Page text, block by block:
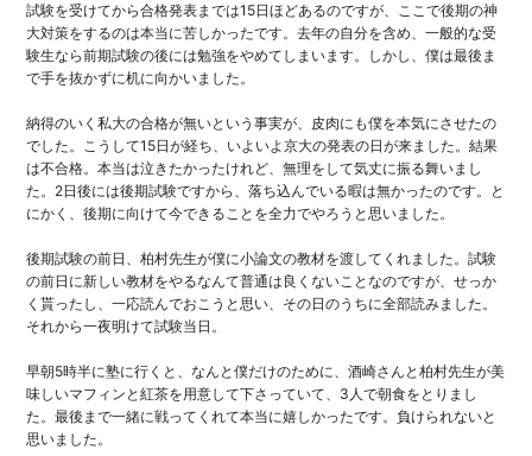
試験を受けてから合格発表までは15日ほどあるのですが、ここで後期の神
大対策をするのは本当に苦しかったです。去年の自分を含め、一般的な受
験生なら前期試験の後には勉強をやめてしまいます。しかし、僕は最後ま
で手を抜かずに机に向かいました。
納得のいく私大の合格が無いという事実が、皮肉にも僕を本気にさせたの
でした。こうして15日が経ち、いよいよ京大の発表の日が来ました。結果
は不合格。本当は泣きたかったけれど、無理をして気丈に振る舞いまし
た。2日後には後期試験ですから、落ち込んでいる暇は無かったのです。と
にかく、後期に向けて今できることを全力でやろうと思いました。
後期試験の前日、柏村先生が僕に小論文の教材を渡してくれました。試験
の前日に新しい教材をやるなんて普通は良くないことなのですが、せっか
く貰ったし、一応読んでおこうと思い、その日のうちに全部読みました。
それから一夜明けて試験当日。
早朝5時半に塾に行くと、なんと僕だけのために、酒崎さんと柏村先生が美
味しいマフィンと紅茶を用意して下さっていて、3人で朝食をとりまし
た。最後まで一緒に戦ってくれて本当に嬉しかったです。負けられないと
思いました。